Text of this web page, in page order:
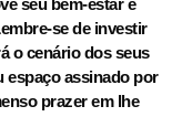
seu bem-estar e
se de investir
o cenário dos seus
espaço assinado por
prazer em lhe